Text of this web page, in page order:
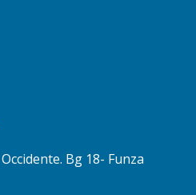
Bg 18- Funza